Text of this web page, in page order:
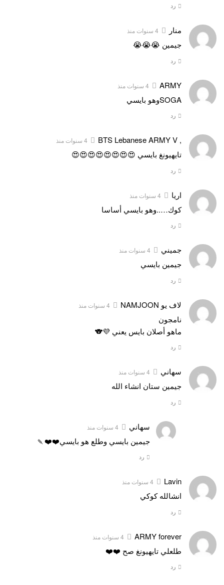
رد
منار 4 سنوات منذ
جيمين 😭😭😭
رد
ARMY 4 سنوات منذ
SOGAوهو بايسي
رد
, BTS Lebanese ARMY V 4 سنوات منذ
تايهيونغ بايسي 😍😍😍😍😍😍😍😍
رد
اريا 4 سنوات منذ
كوك…..وهو بايسي أساسا
رد
جميني 4 سنوات منذ
جيمين بايسي
رد
لاف يو NAMJOON 4 سنوات منذ
نامجون
ماهو أصلان بايس يعني 💜🐨
رد
سهاني 4 سنوات منذ
جيمين ستان انشاء الله
رد
سهاني 4 سنوات منذ
جيمين بايسي وطلع هو بايسي❤️❤️🍡
رد
Lavin 4 سنوات منذ
انشالله كوكي
رد
ARMY forever 4 سنوات منذ
طلعلي تايهيونغ صح ❤️❤️
رد